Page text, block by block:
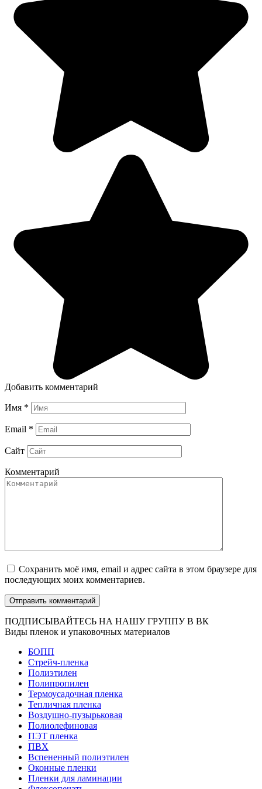
Добавить комментарий
Имя *
Email *
Сайт
Комментарий
Сохранить моё имя, email и адрес сайта в этом браузере для
последующих моих комментариев.
ПОДПИСЫВАЙТЕСЬ НА НАШУ ГРУППУ В ВК
Виды пленок и упаковочных материалов
БОПП
Стрейч-пленка
Полиэтилен
Полипропилен
Термоусадочная пленка
Тепличная пленка
Воздушно-пузырьковая
Полиолефиновая
ПЭТ пленка
ПВХ
Вспененный полиэтилен
Оконные пленки
Пленки для ламинации